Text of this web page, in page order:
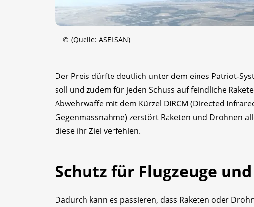
© (Quelle: ASELSAN)
Der Preis dürfte deutlich unter dem eines Patriot-
soll und zudem für jeden Schuss auf feindliche
Abwehrwaffe mit dem Kürzel DIRCM (Directed
Gegenmassnahme) zerstört Raketen und Drohnen
diese ihr Ziel verfehlen.
Schutz für Flugzeuge
Dadurch kann es passieren, dass Raketen oder